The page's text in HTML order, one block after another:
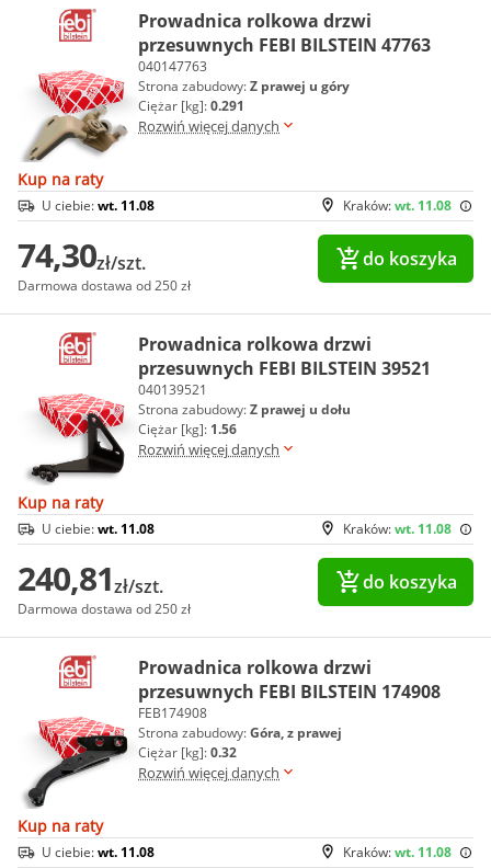
Prowadnica rolkowa drzwi
przesuwnych FEBI BILSTEIN 47763
040147763
Strona zabudowy:Z prawej u góry
Ciężar [kg]:0.291
Rozwiń więcej danych
Kup na raty
Kraków:wt. 11.08
U ciebie:wt. 11.08
74,30zł/szt.
Darmowa dostawa od 250 zł
do koszyka
Prowadnica rolkowa drzwi
przesuwnych FEBI BILSTEIN 39521
040139521
Strona zabudowy:Z prawej u dołu
Ciężar [kg]: 1.56
Rozwiń więcej danych
Kup na raty
Kraków:wt. 11.08
U ciebie:wt. 11.08
240,81zł/szt.
Darmowa dostawa od 250 zł
do koszyka
Prowadnica rolkowa drzwi
przesuwnych FEBI BILSTEIN 174908
FEB174908
Strona zabudowy:Góra, z prawej
Ciężar [kg]:0.32
Rozwiń więcej danych
Kup na raty
Kraków:wt. 11.08
U ciebie:wt. 11.08